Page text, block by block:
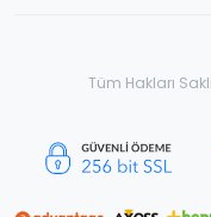
Tüm Hakları